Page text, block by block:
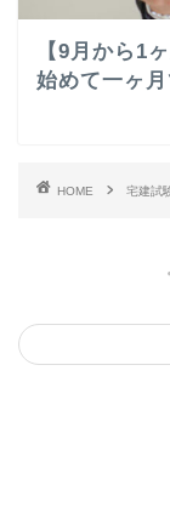
【9月から1
始めて一ヶ
HOME 宅建試